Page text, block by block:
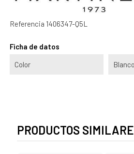
Referencia 1406347-Q5L
Ficha de datos
Color Blanco
PRODUCTOS